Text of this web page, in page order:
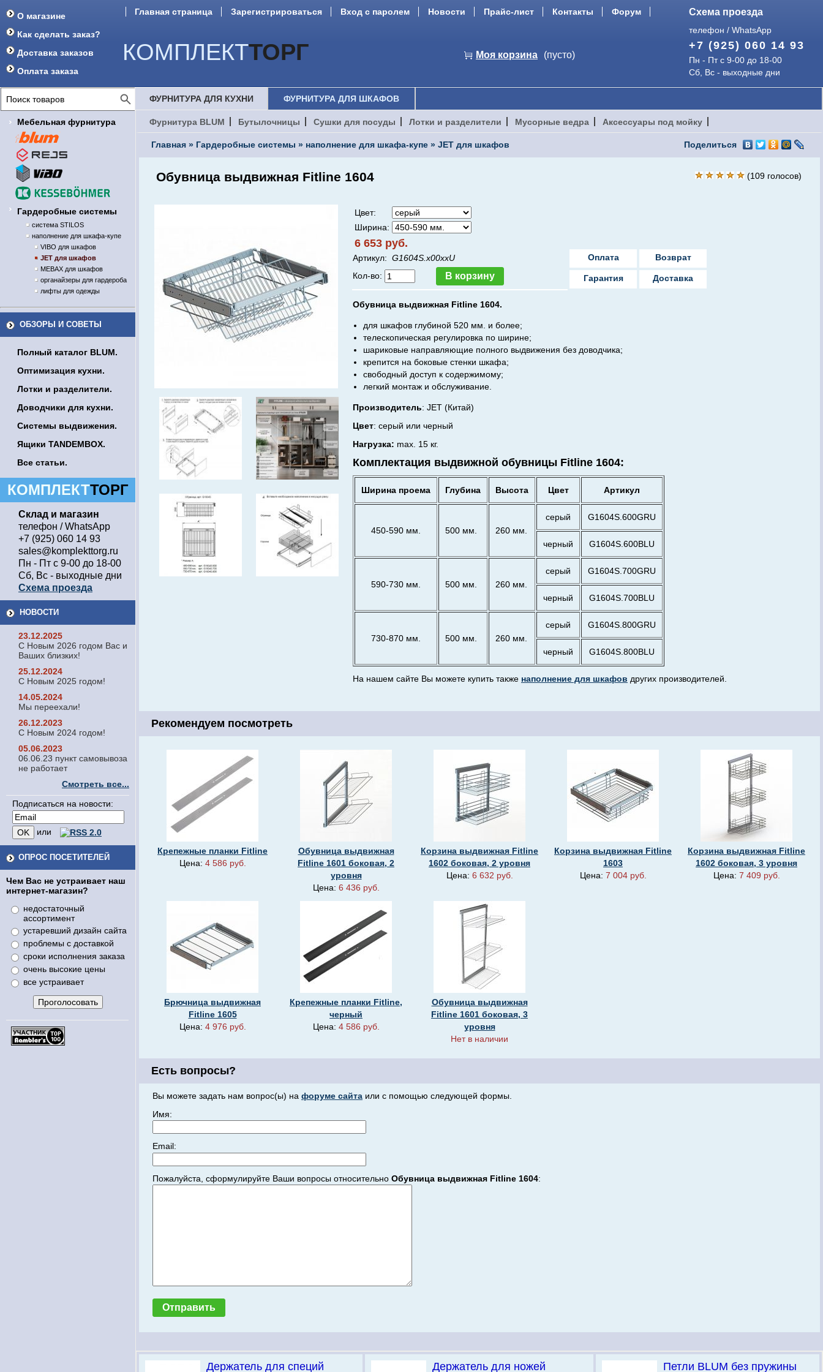
О магазине
Как сделать заказ?
Доставка заказов
Оплата заказа
Главная страница Зарегистрироваться Вход с паролем Новости Прайс-лист Контакты Форум Схема проезда
КОМПЛЕКТТОРГ Моя корзина (пусто)
телефон / WhatsApp
+7 (925) 060 14 93
Пн - Пт с 9-00 до 18-00
Сб, Вс - выходные дни
Мебельная фурнитура
Гардеробные системы
система STILOS
наполнение для шкафа-купе
VIBO для шкафов
JET для шкафов
MEBAX для шкафов
органайзеры для гардероба
лифты для одежды
ОБЗОРЫ И СОВЕТЫ
Полный каталог BLUM.
Оптимизация кухни.
Лотки и разделители.
Доводчики для кухни.
Системы выдвижения.
Ящики TANDEMBOX.
Все статьи.
КОМПЛЕКТТОРГ
Склад и магазин
телефон / WhatsApp
+7 (925) 060 14 93
sales@komplekttorg.ru
Пн - Пт с 9-00 до 18-00
Сб, Вс - выходные дни
Схема проезда
НОВОСТИ
23.12.2025
С Новым 2026 годом Вас и
Ваших близких!
25.12.2024
С Новым 2025 годом!
14.05.2024
Мы переехали!
26.12.2023
С Новым 2024 годом!
05.06.2023
06.06.23 пункт самовывоза
не работает
Смотреть все...
Подписаться на новости:
или
ОПРОС ПОСЕТИТЕЛЕЙ
Чем Вас не устраивает наш
интернет-магазин?
недостаточный
ассортимент
устаревший дизайн сайта
проблемы с доставкой
сроки исполнения заказа
очень высокие цены
все устраивает
ФУРНИТУРА ДЛЯ КУХНИ ФУРНИТУРА ДЛЯ ШКАФОВ
Фурнитура BLUM Бутылочницы Сушки для посуды Лотки и разделители Мусорные ведра Аксессуары под мойку
Главная » Гардеробные системы » наполнение для шкафа-купе » JET для шкафов Поделиться
Обувница выдвижная Fitline 1604 (109 голосов)
Цвет:
Ширина:
6 653 руб.
Артикул: G1604S.х00ххU
Кол-во:
Оплата Возврат
Гарантия Доставка
Обувница выдвижная Fitline 1604.
для шкафов глубиной 520 мм. и более;
телескопическая регулировка по ширине;
шариковые направляющие полного выдвижения без доводчика;
крепится на боковые стенки шкафа;
свободный доступ к содержимому;
легкий монтаж и обслуживание.
Производитель: JET (Китай)
Цвет: серый или черный
Нагрузка: max. 15 кг.
Комплектация выдвижной обувницы Fitline 1604:
Ширина проема Глубина Высота Цвет Артикул
450-590 мм. 500 мм. 260 мм.
серый G1604S.600GRU
черный G1604S.600BLU
590-730 мм. 500 мм. 260 мм.
серый G1604S.700GRU
черный G1604S.700BLU
730-870 мм. 500 мм. 260 мм.
серый G1604S.800GRU
черный G1604S.800BLU
На нашем сайте Вы можете купить также наполнение для шкафов других производителей.
Рекомендуем посмотреть
Крепежные планки Fitline
Цена: 4 586 руб.
Обувница выдвижная
Fitline 1601 боковая, 2
уровня
Цена: 6 436 руб.
Корзина выдвижная Fitline
1602 боковая, 2 уровня
Цена: 6 632 руб.
Корзина выдвижная Fitline
1603
Цена: 7 004 руб.
Корзина выдвижная Fitline
1602 боковая, 3 уровня
Цена: 7 409 руб.
Брючница выдвижная
Fitline 1605
Цена: 4 976 руб.
Крепежные планки Fitline,
черный
Цена: 4 586 руб.
Обувница выдвижная
Fitline 1601 боковая, 3
уровня
Нет в наличии
Есть вопросы?
Вы можете задать нам вопрос(ы) на форуме сайта или с помощью следующей формы.
Имя:
Email:
Пожалуйста, сформулируйте Ваши вопросы относительно Обувница выдвижная Fitline 1604:
Держатель для специй Держатель для ножей Петли BLUM без пружины